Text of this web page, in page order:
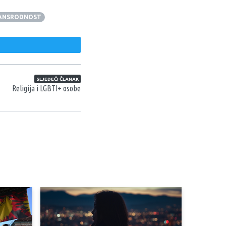
SLJEDEĆI ČLANAK
Religija i LGBTI+ osobe